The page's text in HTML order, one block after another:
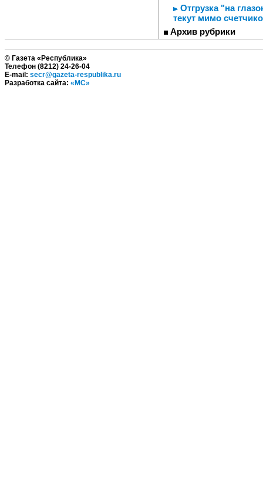
Отгрузка "на
текут мимо
Архив рубрики
© Газета «Республика»
Телефон (8212) 24-26-04
E-mail: secr@gazeta-respublika.ru
Разработка сайта: «МС»